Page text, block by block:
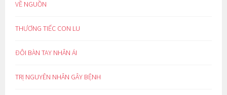
VỀ NGUỒN
THƯƠNG TIẾC CON LU
ĐÔI BÀN TAY NHÂN ÁI
TRỊ NGUYÊN NHÂN GÂY BỆNH